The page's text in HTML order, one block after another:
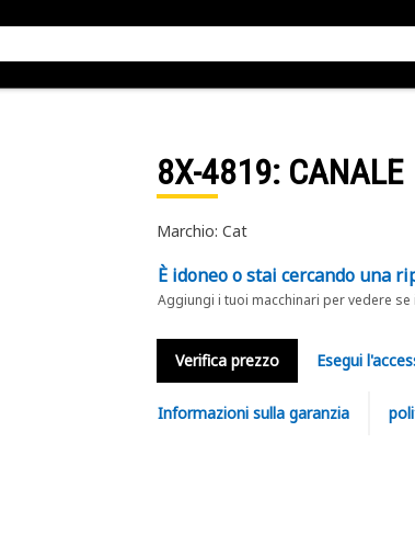
8X-4819: CANALE
Marchio: Cat
È idoneo o stai cercando una
Aggiungi i tuoi macchinari per vedere
Verifica prezzo Esegui
Informazioni sulla garanzia